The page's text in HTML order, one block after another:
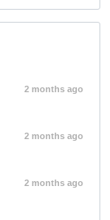
2 months ago
2 months ago
2 months ago